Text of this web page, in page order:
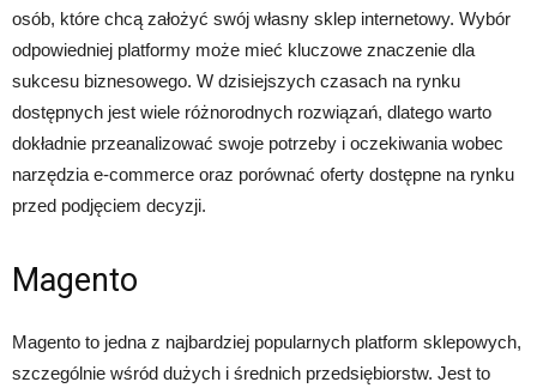
osób, które chcą założyć swój własny sklep internetowy. Wybór
odpowiedniej platformy może mieć kluczowe znaczenie dla
sukcesu biznesowego. W dzisiejszych czasach na rynku
dostępnych jest wiele różnorodnych rozwiązań, dlatego warto
dokładnie przeanalizować swoje potrzeby i oczekiwania wobec
narzędzia e-commerce oraz porównać oferty dostępne na rynku
przed podjęciem decyzji.
Magento
Magento to jedna z najbardziej popularnych platform sklepowych,
szczególnie wśród dużych i średnich przedsiębiorstw. Jest to